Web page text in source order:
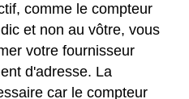
comme le compteur
et non au vôtre, vous
votre fournisseur
d'adresse. La
car le compteur